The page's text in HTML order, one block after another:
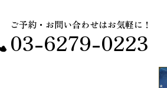
ご予約・お問い合わせはお気軽に！
03-6279-0223